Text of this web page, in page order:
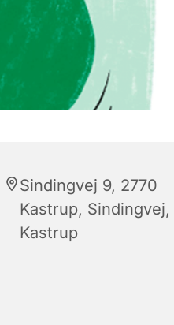
Sindingvej 9, 2770
Kastrup, Sindingvej,
Kastrup